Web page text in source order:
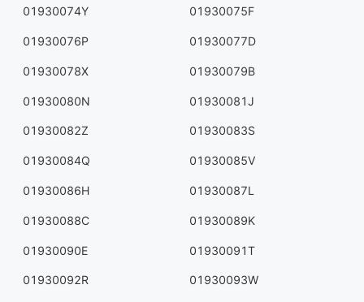
01930074Y 01930075F
01930076P 01930077D
01930078X 01930079B
01930080N 01930081J
01930082Z 01930083S
01930084Q 01930085V
01930086H 01930087L
01930088C 01930089K
01930090E 01930091T
01930092R 01930093W